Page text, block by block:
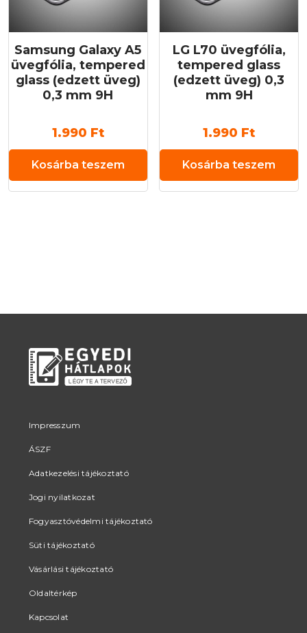
Samsung Galaxy A5
üvegfólia, tempered
glass (edzett üveg)
0,3 mm 9H
1.990 Ft
Kosárba teszem
LG L70 üvegfólia,
tempered glass
(edzett üveg) 0,3
mm 9H
1.990 Ft
Kosárba teszem
Impresszum
ÁSZF
Adatkezelési tájékoztató
Jogi nyilatkozat
Fogyasztóvédelmi tájékoztató
Süti tájékoztató
Vásárlási tájékoztató
Oldaltérkép
Kapcsolat